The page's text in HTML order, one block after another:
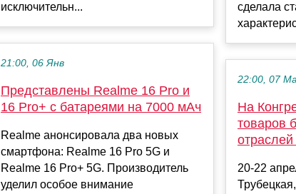
исключительн...
21:00, 06 Янв
Представлены Realme 16 Pro и
16 Pro+ с батареями на 7000 мАч
Realme анонсировала два новых
смартфона: Realme 16 Pro 5G и
Realme 16 Pro+ 5G. Производитель
уделил особое внимание
сделала
22:00, 07
На
товаров
20-22